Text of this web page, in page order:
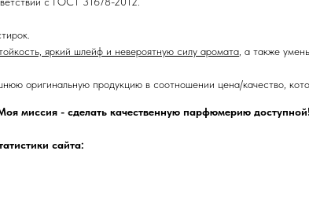
яркий шлейф и невероятную силу аромата , а также
оригинальную продукцию в соотношении цена/качество,
миссия - сделать качественную парфюмерию доступной!
сайта: